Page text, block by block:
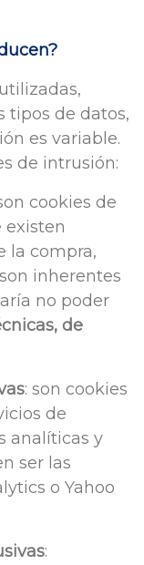
tipos de datos,
es variable.
de intrusión:
cookies de
existen
la compra,
inherentes
no poder
de
: son cookies
de
analíticas y
ser las
o Yahoo
: